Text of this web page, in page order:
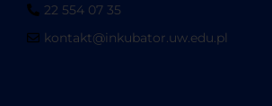
22 554 07 35
kontakt@inkubator.uw.edu.pl